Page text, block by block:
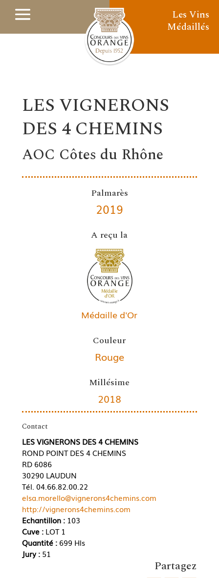
Les Vins
Médaillés
LES VIGNERONS
DES 4 CHEMINS
AOC Côtes du Rhône
Palmarès
2019
A reçu la
Médaille d'Or
Couleur
Rouge
Millésime
2018
Contact
LES VIGNERONS DES 4 CHEMINS
ROND POINT DES 4 CHEMINS
RD 6086
30290 LAUDUN
Tél. 04.66.82.00.22
elsa.morello@vignerons4chemins.com
http://vignerons4chemins.com
Echantillon :103
Cuve : LOT 1
Quantité : 699 Hls
Jury : 51
Partagez